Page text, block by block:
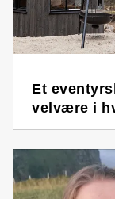
Et
velvære i